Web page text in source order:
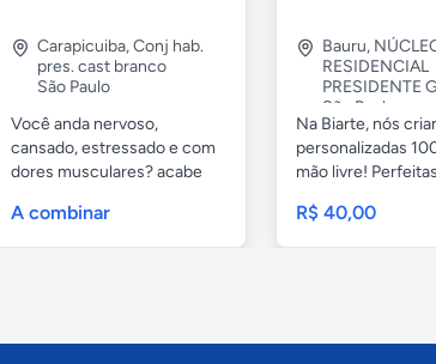
Carapicuiba,Conj hab.
pres. cast branco
São Paulo
Você anda nervoso,
cansado, estressado e com
dores musculares? acabe
A combinar
Bauru,
RESIDENCIAL
PRESIDENTE
São Paulo
Na Biarte, nós
personalizadas
mão livre!
R$ 40,00